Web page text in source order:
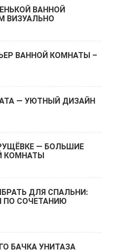
ВАННОЙ
ВИЗУАЛЬНО
ВАННОЙ КОМНАТЫ –
— УЮТНЫЙ ДИЗАЙН
— БОЛЬШИЕ
КОМНАТЫ
ДЛЯ СПАЛЬНИ:
ПО СОЧЕТАНИЮ
БАЧКА УНИТАЗА